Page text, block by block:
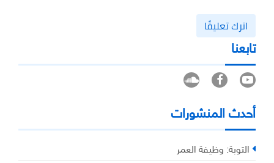
اترك تعليقًا
تابعنا
أحدث المنشورات
التوبة: وظيفة العمر